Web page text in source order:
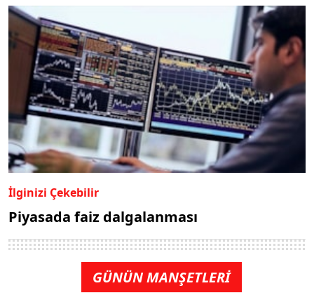
İlginizi Çekebilir
Piyasada faiz dalgalanması
GÜNÜN MANŞETLERİ